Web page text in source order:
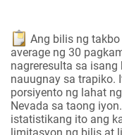
Ang bilis ng
average ng 30
nagreresulta sa
nauugnay sa trapiko.
porsiyento ng lahat
Nevada sa taong
istatistikang ito ang